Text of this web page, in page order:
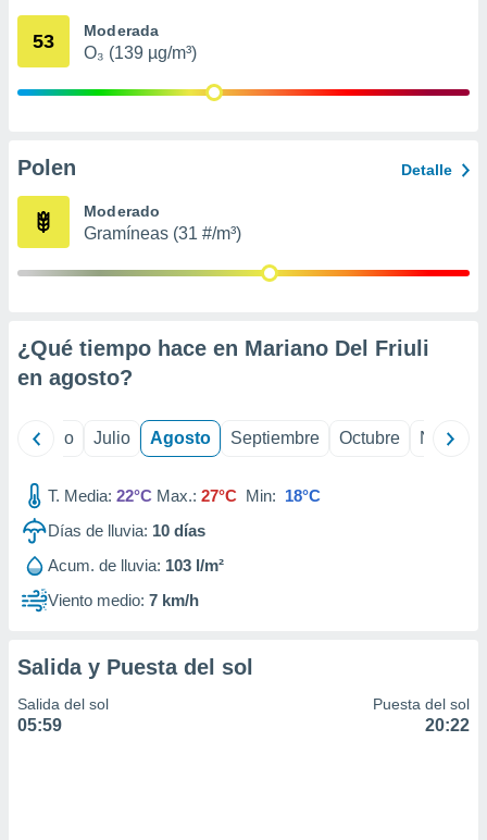
mediante
publicidad
de
53 Moderada
O₃ (139 µg/m³)
Polen Detalle
Moderado
Gramíneas (31 #/m³)
¿Qué tiempo hace en Mariano Del Friuli
en agosto?
Junio Julio Agosto Septiembre Octubre
T. Media: 22°C Max.: 27°C Min: 18°C
Días de lluvia: 10 días
Acum. de lluvia: 103 l/m²
Viento medio: 7 km/h
Salida y Puesta del sol
Salida del sol
05:59
Puesta del sol
20:22